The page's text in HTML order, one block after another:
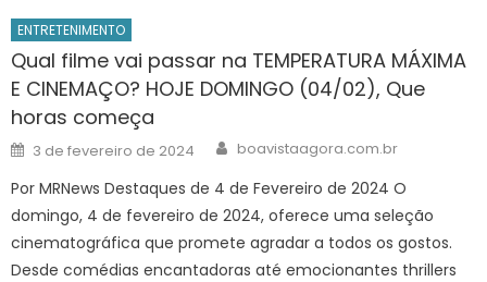
ENTRETENIMENTO
Qual filme vai passar na TEMPERATURA MÁXIMA
E CINEMAÇO? HOJE DOMINGO (04/02), Que
horas começa
Posted
on
3 de fevereiro de 2024 Author
boavistaagora.com.br
Por MRNews Destaques de 4 de Fevereiro de 2024 O
domingo, 4 de fevereiro de 2024, oferece uma seleção
cinematográfica que promete agradar a todos os gostos.
Desde comédias encantadoras até emocionantes thrillers